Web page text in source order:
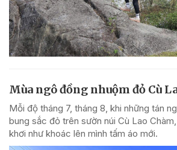
Mùa ngô đồng nhuộm đỏ Cù
Mỗi độ tháng 7, tháng 8, khi những tán
bung sắc đỏ trên sườn núi Cù Lao
khơi như khoác lên mình tấm áo mới.